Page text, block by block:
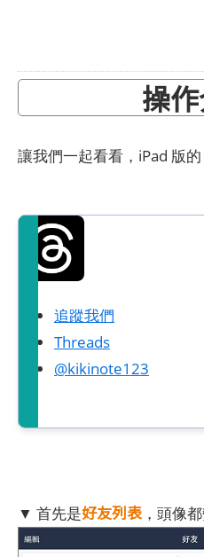
操
讓我們一起看看，iPad 版
追蹤我們
Threads
@kikinote123
▼ 首先是好友列表 ，頭像